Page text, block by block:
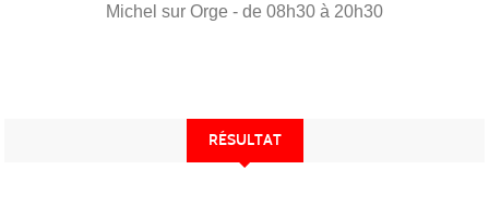
Michel sur Orge - de 08h30 à 20h30
RÉSULTAT